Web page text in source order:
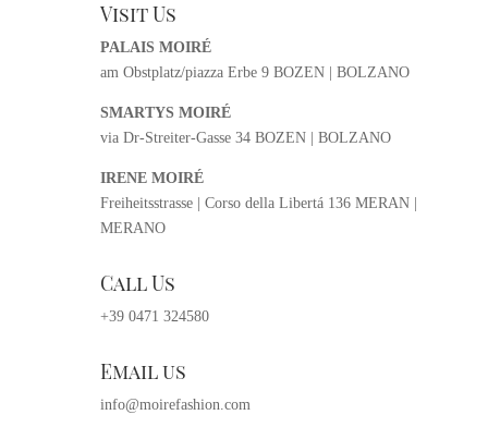
Visit Us
PALAIS MOIRÉ
am Obstplatz/piazza Erbe 9 BOZEN | BOLZANO
SMARTYS MOIRÉ
via Dr-Streiter-Gasse 34 BOZEN | BOLZANO
IRENE MOIRÉ
Freiheitsstrasse | Corso della Libertá 136 MERAN |
MERANO
Call Us
+39 0471 324580
Email us
info@moirefashion.com